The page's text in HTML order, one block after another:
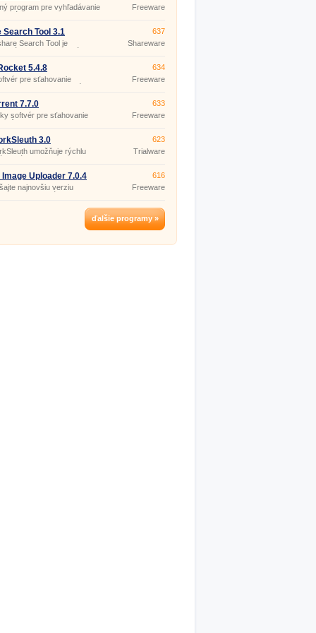
program pre vyhľadávanie
súborov v P2P sieťach.
Freeware
Search Tool 3.1
Search Tool je
utilita pre vyhľadávanie
Rapidshare ale aj mnohých
upload serveroch.
637
Shareware
5.4.8
pre sťahovanie
hudby, videa, softvéru a
634
Freeware
7.7.0
softvér pre sťahovanie
rôznych typov (video,
komunity užívateľov.
633
Freeware
3.0
umožňuje rýchlu
súborov v sieti.
623
Trialware
Image Uploader 7.0.4
najnovšiu verziu
na upload súborov.
616
Freeware
účely)
ďalšie programy »